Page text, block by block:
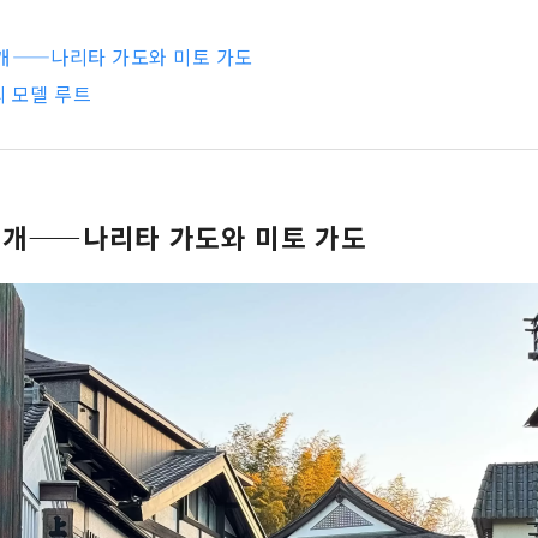
——나리타 가도와 미토 가도
모델 루트
——나리타 가도와 미토 가도